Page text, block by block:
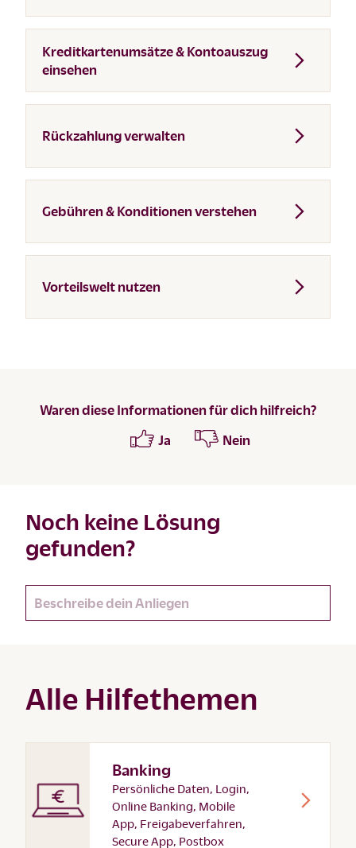
Kreditkartenumsätze & Kontoauszug
einsehen
Rückzahlung verwalten
Gebühren & Konditionen verstehen
Vorteilswelt nutzen
Waren diese Informationen für dich hilfreich?
Ja
Nein
Noch keine Lösung
gefunden?
Alle Hilfethemen
Banking
Persönliche Daten, Login,
Online Banking, Mobile
App, Freigabeverfahren,
Secure App, Postbox